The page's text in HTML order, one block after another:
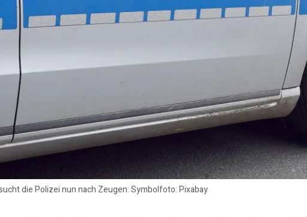
die Polizei nun nach Zeugen: Symbolfoto: Pixabay